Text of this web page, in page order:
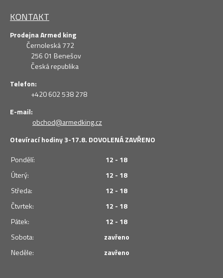
KONTAKT
Prodejna Armed king
Černoleská 772
256 01 Benešov
Česká republika
Telefon:
+420 602 538 278
E-mail:
obchod@armedking.cz
Otevírací hodiny 3-17.8. DOVOLENÁ ZAVŘENO
Pondělí:
12 - 18
Úterý:
12 - 18
Středa:
12 - 18
Čtvrtek:
12 - 18
Pátek:
12 - 18
Sobota:
zavřeno
Neděle:
zavřeno